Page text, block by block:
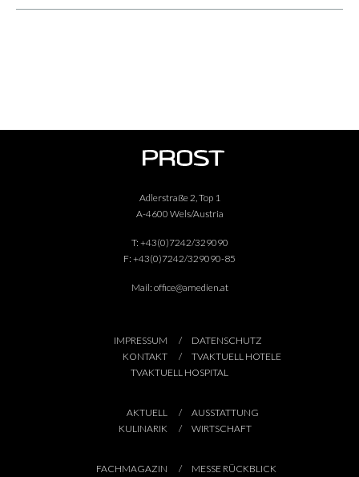
Adlerstraße 2, Top 1
A-4600 Wels/Austria
T: +43(0)7242/329090
F: +43(0)7242/329090-85
Mail: office@amedien.at
IMPRESSUM
DATENSCHUTZ
KONTAKT
TVAKTUELL HOTELE
TVAKTUELL HOSPITAL
AKTUELL
AUSSTATTUNG
KULINARIK
WIRTSCHAFT
FACHMAGAZIN
MESSE RÜCKBLICK